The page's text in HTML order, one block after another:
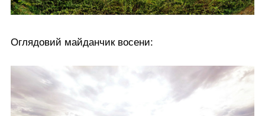
Оглядовий майданчик восени: